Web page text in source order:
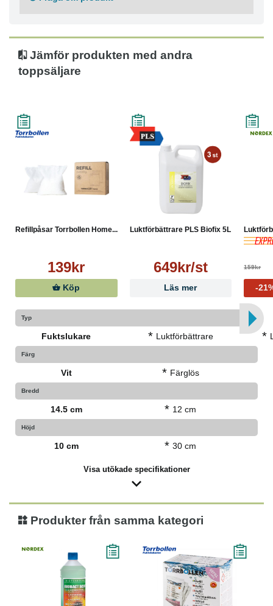
● Varaktighet: 1–3 månader beroende på luftfuktighet
Förpackningsmått:
● Bredd: 14,5 cm
Jämför produkten med andra
toppsäljare
Refillpåsar Torrbollen Home...
139kr
Köp
Luktförbättrare PLS Biofix 5L
649kr/st
Läs mer
159kr
-
Typ
Fuktslukare * Luktförbättrare *
Färg
Vit * Färglös
Bredd
14.5 cm * 12 cm
Höjd
10 cm * 30 cm
Visa utökade specifikationer
Produkter från samma kategori